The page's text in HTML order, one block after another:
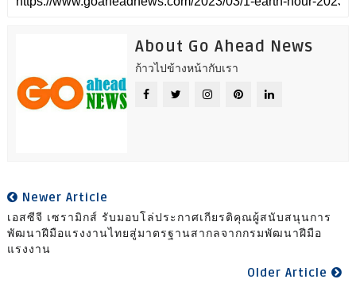
About Go Ahead News
ก้าวไปข้างหน้ากับเรา
Newer Article
เอสซีจี เซรามิกส์ รับมอบโล่ประกาศเกียรติคุณผู้สนับสนุนการ
พัฒนาฝีมือแรงงานไทยสู่มาตรฐานสากลจากกรมพัฒนาฝีมือ
แรงงาน
Older Article